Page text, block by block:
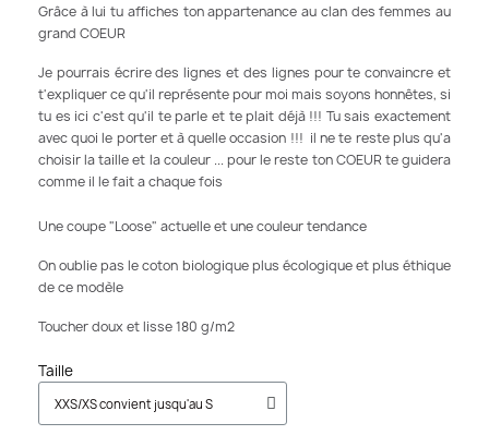
Grâce à lui tu affiches ton appartenance au clan des femmes au
grand COEUR
Je pourrais écrire des lignes et des lignes pour te convaincre et
t'expliquer ce qu'il représente pour moi mais soyons honnêtes, si
tu es ici c'est qu'il te parle et te plait déjà !!! Tu sais exactement
avec quoi le porter et à quelle occasion !!! il ne te reste plus qu'a
choisir la taille et la couleur ... pour le reste ton COEUR te guidera
comme il le fait a chaque fois
Une coupe "Loose" actuelle et une couleur tendance
On oublie pas le coton biologique plus écologique et plus éthique
de ce modèle
Toucher doux et lisse 180 g/m2
Taille